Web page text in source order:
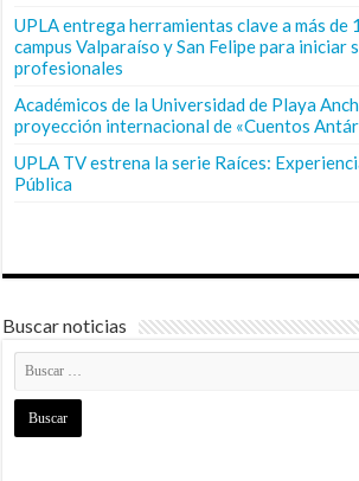
UPLA entrega herramientas clave a más de
campus Valparaíso y San Felipe para iniciar
profesionales
Académicos de la Universidad de Playa
proyección internacional de «Cuentos
UPLA TV estrena la serie Raíces:
Pública
Buscar noticias